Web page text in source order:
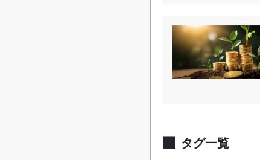
タグ一覧